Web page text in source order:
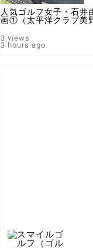
人気ゴルフ女子・石井
画①（太平洋クラブ
画 ♯スマイルゴルフ
3 views
3 hours ago